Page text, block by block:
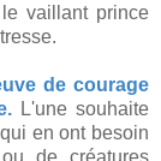
vaillant prince
de courage
L'une souhaite
en ont besoin
de créatures